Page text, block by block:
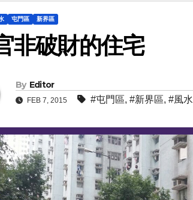
屯門區 新界區
非破財的住宅
By Editor
FEB 7, 2015 #屯門區, #新界區, #風水